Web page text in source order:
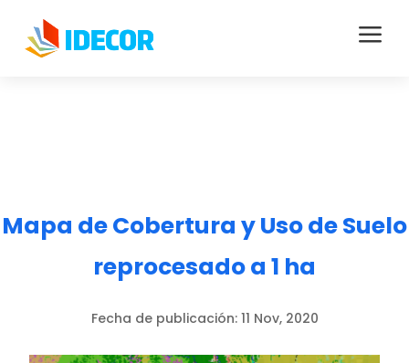
a
Mapa de Cobertura y Uso de Suelo
reprocesado a 1 ha
Fecha de publicación: 11 Nov, 2020